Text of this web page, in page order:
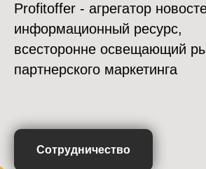
Profitoffer - агрегатор
информационный ресурс,
всесторонне освещающий
партнерского маркетинга
Сотрудничество